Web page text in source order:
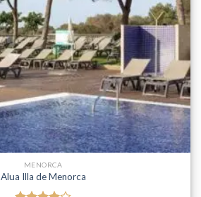
MENORCA
Alua Illa de Menorca